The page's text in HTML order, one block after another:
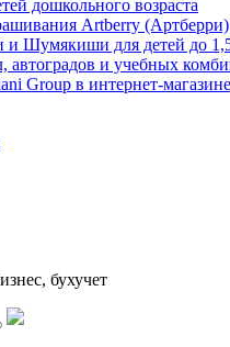
дошкольного возраста
Artberry (Артберри)
Шумякиши для детей до
автоградов и учебных
Group в интернет-магазине
бухучет